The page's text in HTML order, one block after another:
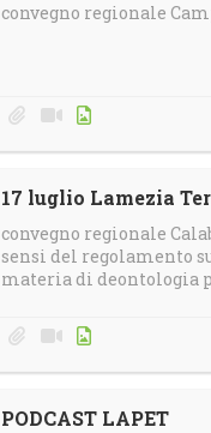
convegno regionale
17 luglio Lamezia
convegno regionale
sensi del regolamento
materia di deontologia
PODCAST LAPET